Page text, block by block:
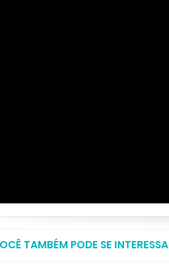
TAMBÉM PODE SE